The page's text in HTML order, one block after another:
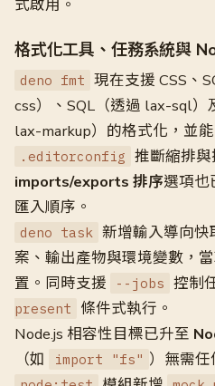
式啟用。
格式化工具、任務系統與
deno fmt 現在支援 CSS、
css）、SQL（透過 lax-sql
lax-markup）的格式化，並
.editorconfig 推斷縮排與
imports/exports 排序選項也
匯入順序。
deno task 新增輸入導向
案、輸出產物與環境變數，
置。同時支援
--jobs 控制
present
條件式執行。
Node.js 相容性目標已升至
（如
import "fs" ）無需任